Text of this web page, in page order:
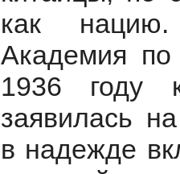
как
Академия
1936 году
заявилась
в надежде